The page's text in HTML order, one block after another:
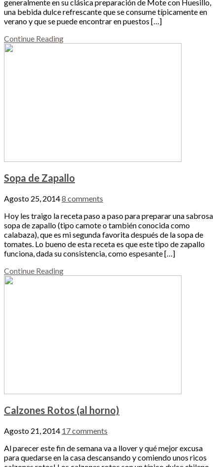
generalmente en su clásica preparación de Mote con Huesillo,
una bebida dulce refrescante que se consume típicamente en
verano y que se puede encontrar en puestos […]
Continue Reading
Sopa de Zapallo
Agosto 25, 20148 comments
Hoy les traigo la receta paso a paso para preparar una sabrosa
sopa de zapallo (tipo camote o también conocida como
calabaza), que es mi segunda favorita después de la sopa de
tomates. Lo bueno de esta receta es que este tipo de zapallo
funciona, dada su consistencia, como espesante […]
Continue Reading
Calzones Rotos (al horno)
Agosto 21, 2014 17 comments
Al parecer este fin de semana va a llover y qué mejor excusa
para quedarse en la casa descansando y comiendo unos ricos